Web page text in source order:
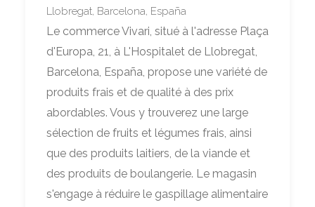
Llobregat, Barcelona, España
Le commerce Vivari, situé à l'adresse Plaça
d'Europa, 21, à L'Hospitalet de Llobregat,
Barcelona, España, propose une variété de
produits frais et de qualité à des prix
abordables. Vous y trouverez une large
sélection de fruits et légumes frais, ainsi
que des produits laitiers, de la viande et
des produits de boulangerie. Le magasin
s'engage à réduire le gaspillage alimentaire